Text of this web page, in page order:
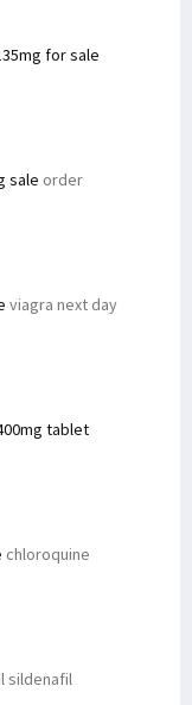
for sale
sale order
viagra next day
tablet
chloroquine
sildenafil